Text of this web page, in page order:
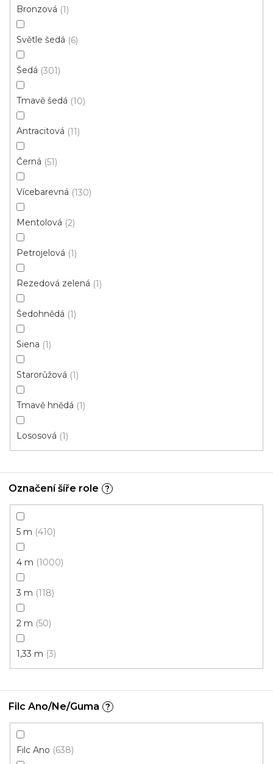
Bronzová 1
Světle šedá 6
Šedá 301
Tmavě šedá 10
Antracitová 11
Černá 51
Vícebarevná 130
Mentolová 2
Petrojelová 1
Rezedová zelená 1
Šedohnědá 1
Siena 1
Starorůžová 1
Tmavě hnědá 1
Lososová 1
Označení šíře role ?
5 m 410
4 m 1000
3 m 118
2 m 50
1,33 m 3
Filc Ano/Ne/Guma ?
Filc Ano 638
189 Kč/ m2
4 m
Top poměr cena/kvalita
Koberec metráž TROP zelený
4 m
Metrážový koberec CASTOR 96